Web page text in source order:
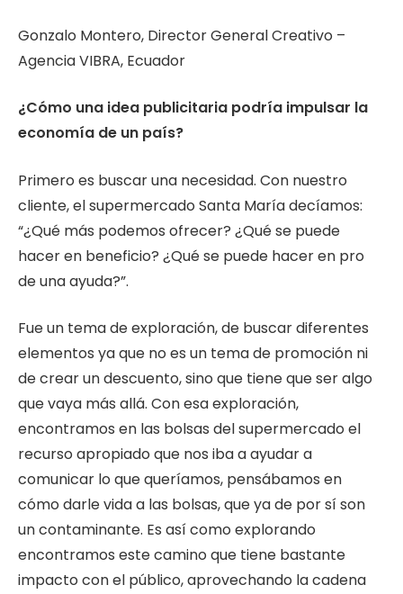
Gonzalo Montero, Director General Creativo –
Agencia VIBRA, Ecuador
¿Cómo una idea publicitaria podría impulsar la
economía de un país?
Primero es buscar una necesidad. Con nuestro
cliente, el supermercado Santa María decíamos:
“¿Qué más podemos ofrecer? ¿Qué se puede
hacer en beneficio? ¿Qué se puede hacer en pro
de una ayuda?”.
Fue un tema de exploración, de buscar diferentes
elementos ya que no es un tema de promoción ni
de crear un descuento, sino que tiene que ser algo
que vaya más allá. Con esa exploración,
encontramos en las bolsas del supermercado el
recurso apropiado que nos iba a ayudar a
comunicar lo que queríamos, pensábamos en
cómo darle vida a las bolsas, que ya de por sí son
un contaminante. Es así como explorando
encontramos este camino que tiene bastante
impacto con el público, aprovechando la cadena